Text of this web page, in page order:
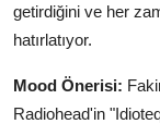
getirdiğini ve her
hatırlatıyor.
Mood Önerisi:
Radiohead'in